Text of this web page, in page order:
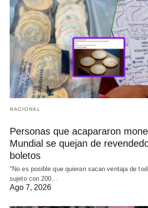
NACIONAL
Personas que acapararon
Mundial se quejan de
boletos
"No es posible que quieran sacan ventaja de
sujeto con 200…
Ago 7, 2026